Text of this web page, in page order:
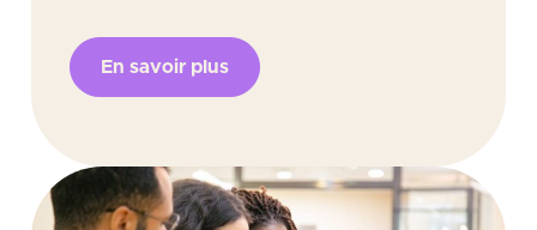
En savoir plus